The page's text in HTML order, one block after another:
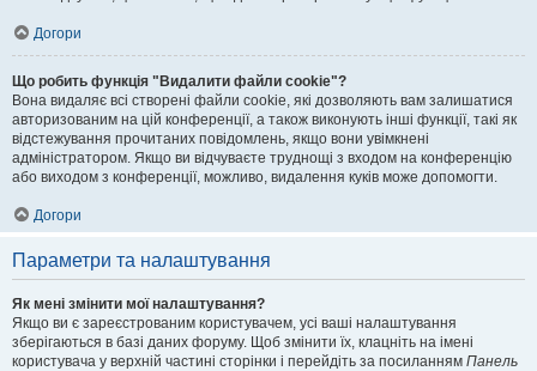
Догори
Що робить функція "Видалити файли cookie"?
Вона видаляє всі створені файли cookie, які дозволяють вам залишатися
авторизованим на цій конференції, а також виконують інші функції, такі як
відстежування прочитаних повідомлень, якщо вони увімкнені
адміністратором. Якщо ви відчуваєте труднощі з входом на конференцію
або виходом з конференції, можливо, видалення куків може допомогти.
Догори
Параметри та налаштування
Як мені змінити мої налаштування?
Якщо ви є зареєстрованим користувачем, усі ваші налаштування
зберігаються в базі даних форуму. Щоб змінити їх, клацніть на імені
користувача у верхній частині сторінки і перейдіть за посиланням Панель